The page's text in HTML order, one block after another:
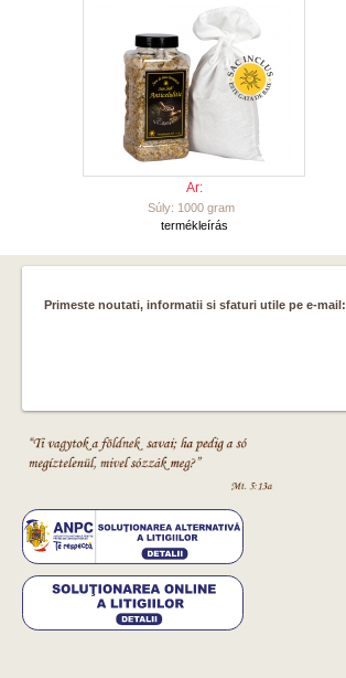
Ar:
Súly: 1000 gram
termékleírás
Primeste noutati, informatii si sfaturi utile pe e-mail: